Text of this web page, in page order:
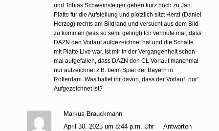
und Tobias Schweinsteiger geben kurz hoch zu Jan
Platte für die Aufstellung und plötzlich sitzt Herzi (Daniel
Herzog) rechts am Bildrand und versucht aus dem Bild
zu kommen (was so semi gelingt) Ich vermute mal, dass
DAZN den Vorlauf aufgezeichnet hat und die Schalte
mit Platte Live war. Ist mir in der Vergangenheit schon
mal aufgefallen, dass DAZN den CL Vorlauf manchmal
nur aufzeichnet z.B. beim Spiel der Bayern in
Rotterdam. Was haltet ihr davon, dass der Vorlauf „nur“
Aufgezeichnet ist?
Markus Brauckmann
April 30, 2025 um 8:44 p.m. Uhr
Antworten